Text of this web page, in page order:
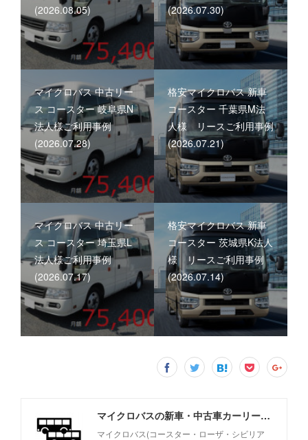
(2026.08.05)
(2026.07.30)
マイクロバス 中古リー
ス コースター 岐阜県N
法人様ご利用事例
(2026.07.28)
格安マイクロバス 新車
コースター 千葉県M法
人様 リースご利用事例
(2026.07.21)
マイクロバス 中古リー
ス コースター 埼玉県L
法人様ご利用事例
(2026.07.17)
格安マイクロバス 新車
コースター 茨城県K法人
様 リースご利用事例
(2026.07.14)
マイクロバスの新車・中古車カーリース事例 - オートガレージ122
マイクロバス(コースター・ローザ・シビリア